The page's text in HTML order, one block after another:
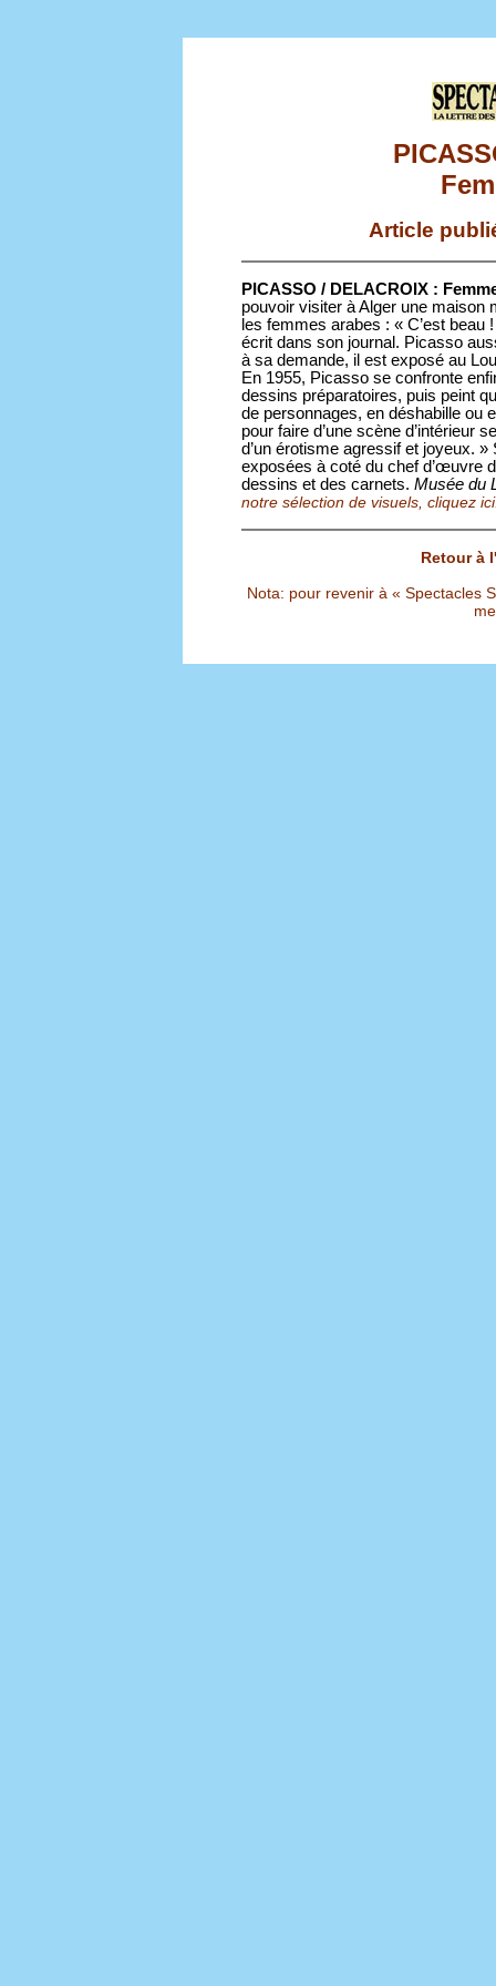
Article
PICASSO / DELACROIX :
pouvoir visiter à Alger une maison
les femmes arabes : « C’est beau
écrit dans son journal. Picasso
à sa demande, il est exposé au
En 1955, Picasso se confronte
dessins préparatoires, puis peint
de personnages, en déshabille ou
pour faire d’une scène d’intérieur
d’un érotisme agressif et joyeux.
exposées à coté du chef d’œuvre
dessins et des carnets. Musée du
notre sélection de visuels, cliquez
Retour à
Nota: pour revenir à « Spectacles